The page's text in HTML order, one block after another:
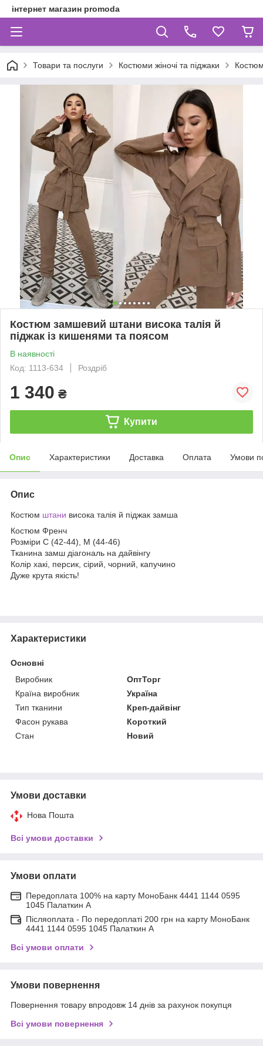
інтернет магазин promoda
Товари та послуги Костюми жіночі та піджаки
Костюм замшевий штани висока талія й
піджак із кишенями та поясом
В наявності
Код: 1113-634
Роздріб
1 340 ₴
Купити
Опис Характеристики Доставка Оплата Умови
Опис
Костюм штани висока талія й піджак замша
Костюм Френч
Розміри С (42-44), М (44-46)
Тканина замш діагональ на дайвінгу
Колір хакі, персик, сірий, чорний, капучино
Дуже крута якість!
Характеристики
Основні
Виробник
ОптТорг
Країна виробник
Україна
Тип тканини
Креп-дайвінг
Фасон рукава
Короткий
Стан
Новий
Умови доставки
Нова Пошта
Всі умови доставки
Умови оплати
Передоплата 100% на карту МоноБанк 4441 1144 0595
1045 Палаткин А
Післяоплата - По передоплаті 200 грн на карту МоноБанк
4441 1144 0595 1045 Палаткин А
Всі умови оплати
Умови повернення
Повернення товару впродовж 14 днів за рахунок покупця
Всі умови повернення